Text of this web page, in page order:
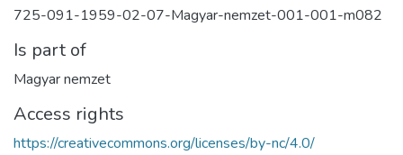
725-091-1959-02-07-Magyar-nemzet-001-001-m082
Is part of
Magyar nemzet
Access rights
https://creativecommons.org/licenses/by-nc/4.0/